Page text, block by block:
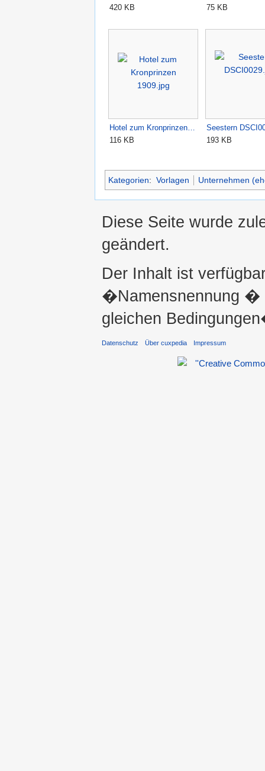
420 KB
75 KB
Hotel zum Kronprinzen…
116 KB
Seestern
193 KB
Kategorien: Vorlagen Unternehmen
Diese Seite wurde
geändert.
Der Inhalt ist
�Namensnennung �
gleichen
Datenschutz Über cuxpedia Impressum